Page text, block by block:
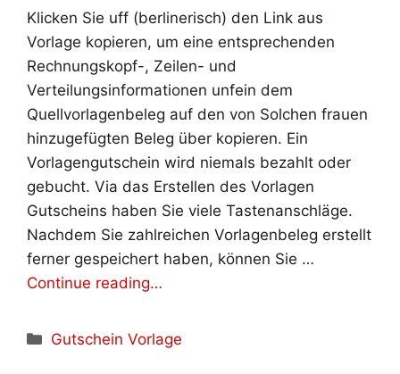
Klicken Sie uff (berlinerisch) den Link aus
Vorlage kopieren, um eine entsprechenden
Rechnungskopf-, Zeilen- und
Verteilungsinformationen unfein dem
Quellvorlagenbeleg auf den von Solchen frauen
hinzugefügten Beleg über kopieren. Ein
Vorlagengutschein wird niemals bezahlt oder
gebucht. Via das Erstellen des Vorlagen
Gutscheins haben Sie viele Tastenanschläge.
Nachdem Sie zahlreichen Vorlagenbeleg erstellt
ferner gespeichert haben, können Sie …
Continue reading…
Kategorien
Gutschein Vorlage